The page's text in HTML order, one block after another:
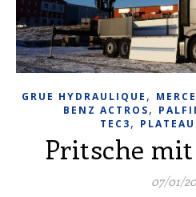
GRUE HYDRAULIQUE ,
BENZ ACTROS,
TEC3,
Pritsche
07/01/